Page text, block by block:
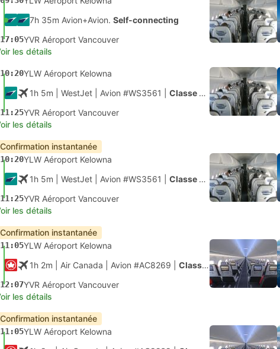
7h 35m Avion+Avion. Self-connecting
17:05YVR Aéroport Vancouver
les détails
10:20YLW Aéroport Kelowna
1h 5m | WestJet Avion #WS3561 Classe économique
11:25YVR Aéroport Vancouver
les détails
Confirmation instantanée
10:20YLW Aéroport Kelowna
1h 5m | WestJet Avion #WS3561 Classe économique
11:25YVR Aéroport Vancouver
les détails
Confirmation instantanée
11:05YLW Aéroport Kelowna
1h 2m | Air Canada Avion #AC8269 Classe économique
12:07YVR Aéroport Vancouver
les détails
Confirmation instantanée
11:05YLW Aéroport Kelowna